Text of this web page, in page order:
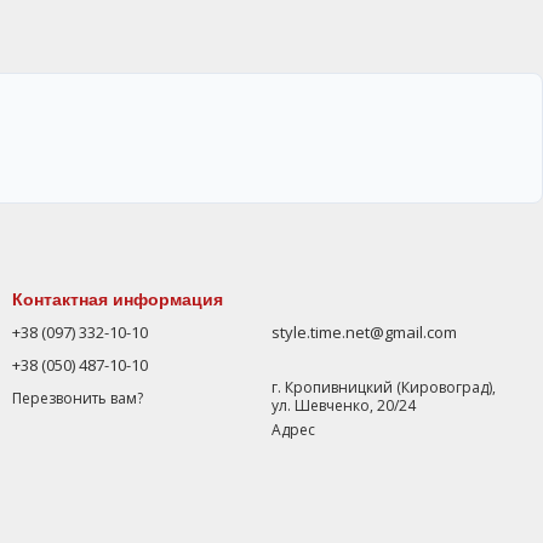
Контактная информация
+38 (097) 332-10-10
+38 (050) 487-10-10
Перезвонить вам?
style.time.net@gmail.com
г. Кропивницкий (Кировоград),
ул. Шевченко, 20/24
Адрес